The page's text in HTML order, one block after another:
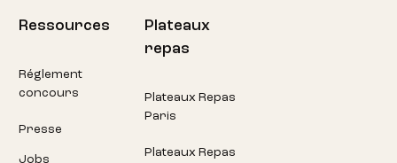
Ressources
Réglement
concours
Presse
Jobs
Plateaux
repas
Plateaux Repas
Paris
Plateaux Repas